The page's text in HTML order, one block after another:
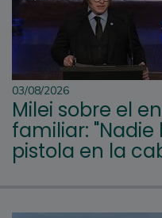
03/08/2026
Milei sobre el
familiar: "Nadie
pistola en la